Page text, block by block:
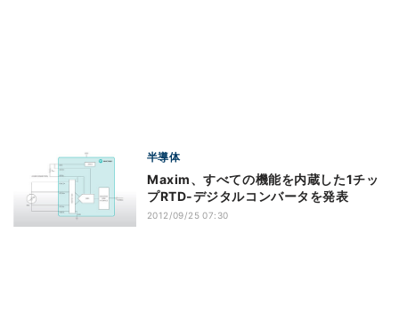
半導体
Maxim、すべての機能を内蔵した1チッ
プRTD-デジタルコンバータを発表
2012/09/25 07:30